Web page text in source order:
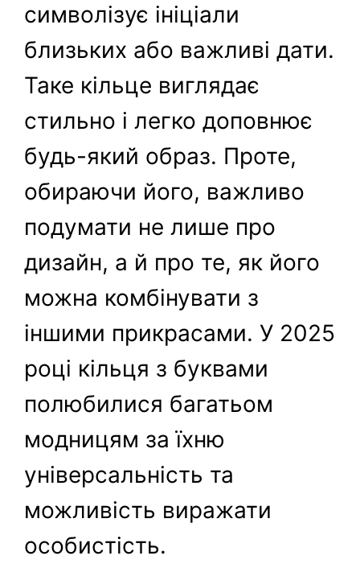
символізує ініціали
близьких або важливі дати.
Таке кільце виглядає
стильно і легко доповнює
будь-який образ. Проте,
обираючи його, важливо
подумати не лише про
дизайн, а й про те, як його
можна комбінувати з
іншими прикрасами. У 2025
році кільця з буквами
полюбилися багатьом
модницям за їхню
універсальність та
можливість виражати
особистість.